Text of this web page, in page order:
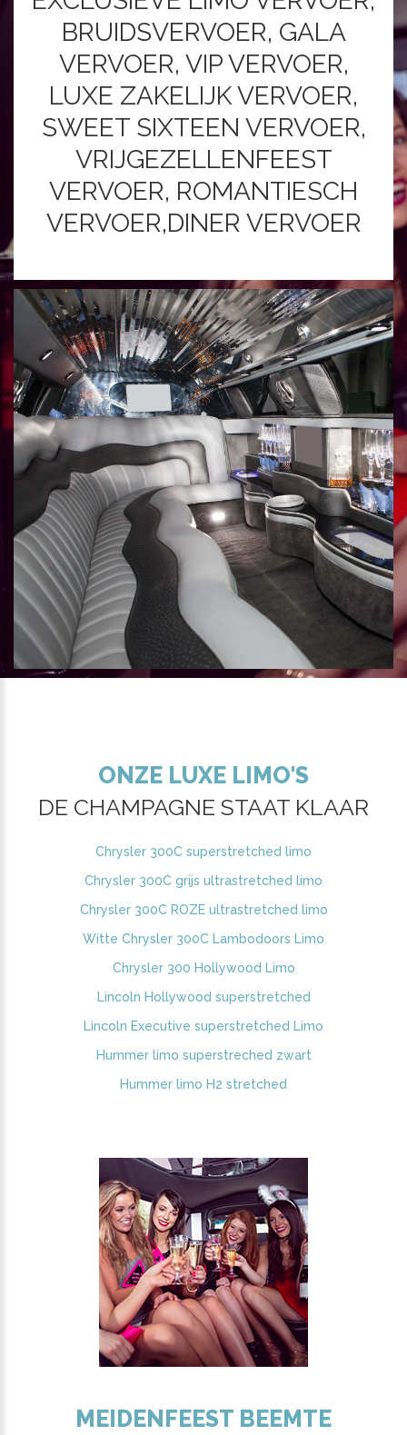
BRUIDSVERVOER, GALA
VERVOER, VIP VERVOER,
LUXE ZAKELIJK VERVOER,
SWEET SIXTEEN VERVOER,
VRIJGEZELLENFEEST
VERVOER, ROMANTIESCH
VERVOER,DINER VERVOER
ONZE LUXE LIMO'S
DE CHAMPAGNE STAAT KLAAR
Chrysler 300C superstretched limo
Chrysler 300C grijs ultrastretched limo
Chrysler 300C ROZE ultrastretched limo
Witte Chrysler 300C Lambodoors Limo
Chrysler 300 Hollywood Limo
Lincoln Hollywood superstretched
Lincoln Executive superstretched Limo
Hummer limo superstreched zwart
Hummer limo H2 stretched
MEIDENFEEST BEEMTE